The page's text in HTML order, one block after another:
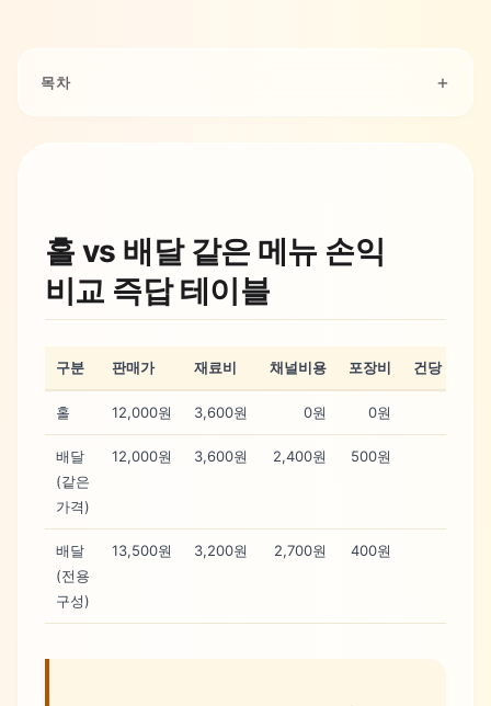
목차
홀 vs 배달 같은 메뉴 손익
비교 즉답 테이블
구분 판매가 재료비 채널비용 포장비 건당 공헌이
홀 12,000원 3,600원 0원 0원
배달
(같은
가격)
12,000원 3,600원 2,400원 500원
배달
(전용
구성)
13,500원 3,200원 2,700원 400원